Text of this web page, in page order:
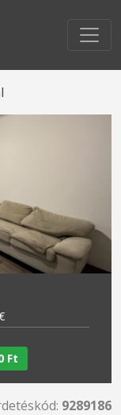
Ft
9289186